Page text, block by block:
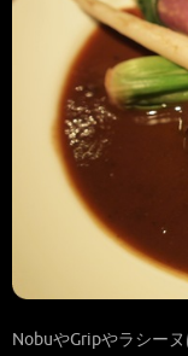
NobuやGripやラシー